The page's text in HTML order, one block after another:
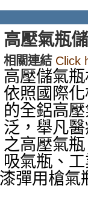
高壓氣瓶
相關連結 Click
高壓儲氣
依照國際
的全鋁高
泛，舉凡
之高壓氣
吸氣瓶、
彈用槍氣